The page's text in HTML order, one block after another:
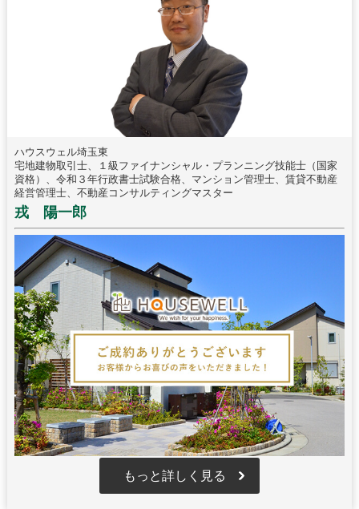
ハウスウェル埼玉東
宅地建物取引士、１級ファイナンシャル・プランニング技能士（国家
資格）、令和３年行政書士試験合格、マンション管理士、賃貸不動産
経営管理士、不動産コンサルティングマスター
戎 陽一郎
もっと詳しく見る